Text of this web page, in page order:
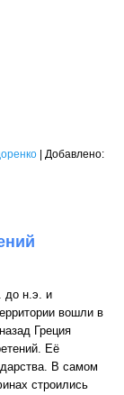
| Добавлено:
до н.э. и
вошли в
Греция
Её
В самом
строились